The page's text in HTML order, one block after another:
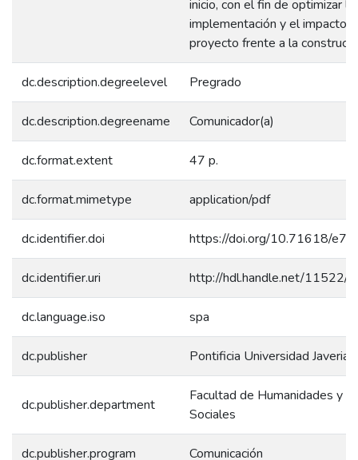
inicio, con el fin de optimizar la
implementación y el impacto
proyecto frente a la
dc.description.degreelevel Pregrado
dc.description.degreename Comunicador(a)
dc.format.extent 47 p.
dc.format.mimetype application/pdf
dc.identifier.doi https://doi.org/10.71618/
dc.identifier.uri http://hdl.handle.net/11522/
dc.language.iso spa
dc.publisher Pontificia Universidad
dc.publisher.department
Facultad de Humanidades y
Sociales
dc.publisher.program Comunicación